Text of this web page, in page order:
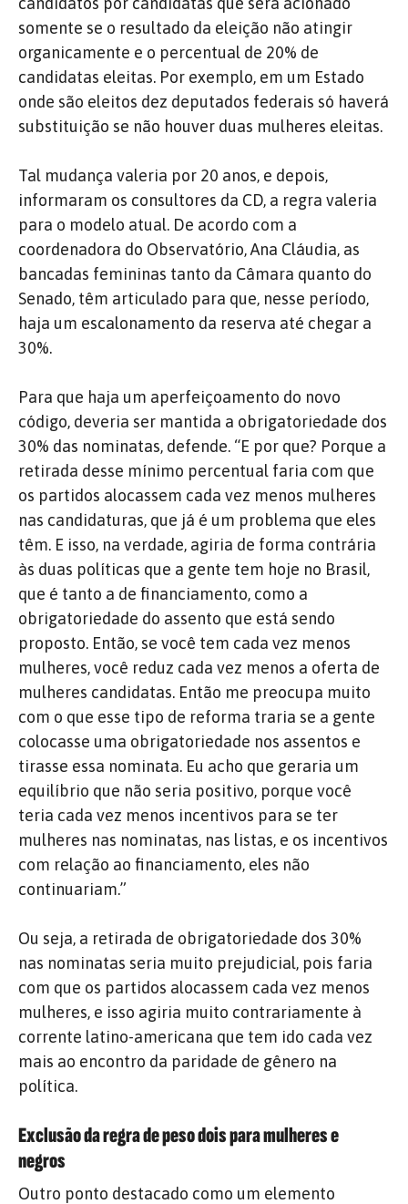
somente se o resultado da eleição não atingir
organicamente e o percentual de 20% de
candidatas eleitas. Por exemplo, em um Estado
onde são eleitos dez deputados federais só haverá
substituição se não houver duas mulheres eleitas.
Tal mudança valeria por 20 anos, e depois,
informaram os consultores da CD, a regra valeria
para o modelo atual. De acordo com a
coordenadora do Observatório, Ana Cláudia, as
bancadas femininas tanto da Câmara quanto do
Senado, têm articulado para que, nesse período,
haja um escalonamento da reserva até chegar a
30%.
Para que haja um aperfeiçoamento do novo
código, deveria ser mantida a obrigatoriedade dos
30% das nominatas, defende. “E por que? Porque a
retirada desse mínimo percentual faria com que
os partidos alocassem cada vez menos mulheres
nas candidaturas, que já é um problema que eles
têm. E isso, na verdade, agiria de forma contrária
às duas políticas que a gente tem hoje no Brasil,
que é tanto a de financiamento, como a
obrigatoriedade do assento que está sendo
proposto. Então, se você tem cada vez menos
mulheres, você reduz cada vez menos a oferta de
mulheres candidatas. Então me preocupa muito
com o que esse tipo de reforma traria se a gente
colocasse uma obrigatoriedade nos assentos e
tirasse essa nominata. Eu acho que geraria um
equilíbrio que não seria positivo, porque você
teria cada vez menos incentivos para se ter
mulheres nas nominatas, nas listas, e os incentivos
com relação ao financiamento, eles não
continuariam.”
Ou seja, a retirada de obrigatoriedade dos 30%
nas nominatas seria muito prejudicial, pois faria
com que os partidos alocassem cada vez menos
mulheres, e isso agiria muito contrariamente à
corrente latino-americana que tem ido cada vez
mais ao encontro da paridade de gênero na
política.
Exclusão da regra de peso dois para mulheres e
negros
Outro ponto destacado como um elemento